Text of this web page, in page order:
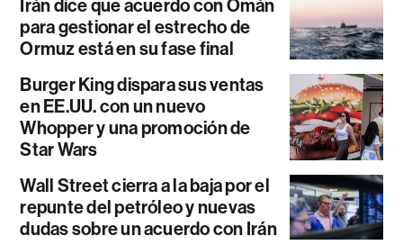
Irán dice que acuerdo con Omán
para gestionar el estrecho de
Ormuz está en su fase final
Burger King dispara sus ventas
en EE.UU. con un nuevo
Whopper y una promoción de
Star Wars
Wall Street cierra a la baja por el
repunte del petróleo y nuevas
dudas sobre un acuerdo con Irán